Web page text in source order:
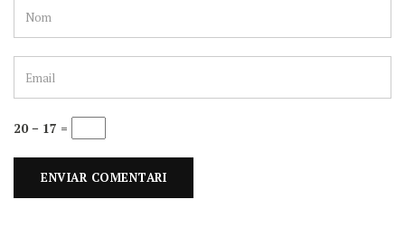
20 − 17 =